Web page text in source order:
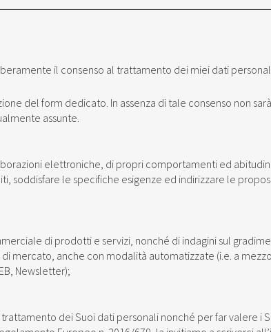
il consenso al trattamento dei miei dati
del form dedicato. In assenza di tale consenso non
assunte.
elettroniche, di propri comportamenti ed
soddisfare le specifiche esigenze ed indirizzare le
di prodotti e servizi, nonché di indagini sul
mercato, anche con modalità automatizzate (i.e. a
Newsletter);
dei Suoi dati personali nonché per far valere i